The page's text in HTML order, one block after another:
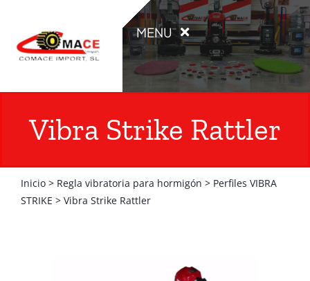
contenido
MENU
INICIO
PRODUCTOS
OCASIÓN
CATÁLOGOS
Vibra Strike Rattler
Inicio> Regla vibratoria para hormigón > Perfiles VIBRA
STRIKE > Vibra Strike Rattler